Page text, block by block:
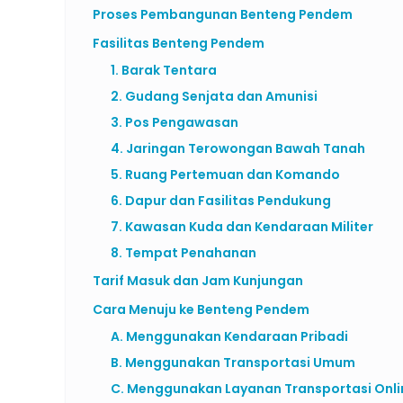
Proses Pembangunan Benteng Pendem
Fasilitas Benteng Pendem
1. Barak Tentara
2. Gudang Senjata dan Amunisi
3. Pos Pengawasan
4. Jaringan Terowongan Bawah Tanah
5. Ruang Pertemuan dan Komando
6. Dapur dan Fasilitas Pendukung
7. Kawasan Kuda dan Kendaraan Militer
8. Tempat Penahanan
Tarif Masuk dan Jam Kunjungan
Cara Menuju ke Benteng Pendem
A. Menggunakan Kendaraan Pribadi
B. Menggunakan Transportasi Umum
C. Menggunakan Layanan Transportasi